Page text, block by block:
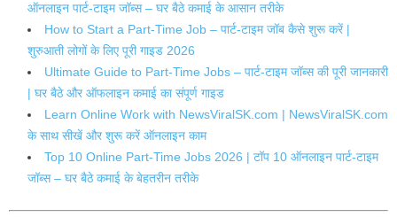
ऑनलाइन पार्ट-टाइम जॉब्स – घर बैठे कमाई के आसान तरीके
How to Start a Part-Time Job – पार्ट-टाइम जॉब कैसे शुरू करें |
शुरुआती लोगों के लिए पूरी गाइड 2026
Ultimate Guide to Part-Time Jobs – पार्ट-टाइम जॉब्स की पूरी जानकारी
| घर बैठे और ऑफलाइन कमाई का संपूर्ण गाइड
Learn Online Work with NewsViralSK.com | NewsViralSK.com
के साथ सीखें और शुरू करें ऑनलाइन काम
Top 10 Online Part-Time Jobs 2026 | टॉप 10 ऑनलाइन पार्ट-टाइम
जॉब्स – घर बैठे कमाई के बेहतरीन तरीके